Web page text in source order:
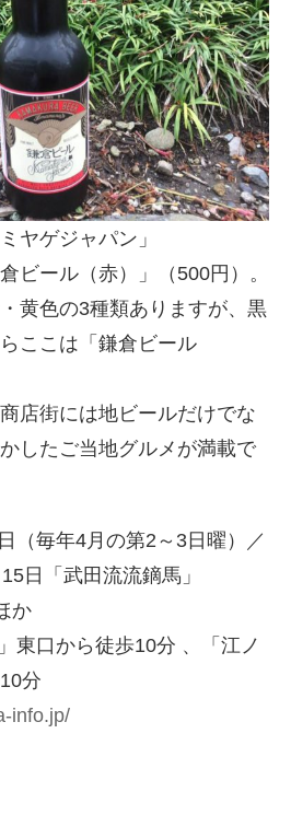
ヤゲジャパン」
ビール（赤）」（500円）。
黄色の3種類ありますが、黒
ここは「鎌倉ビール
店街には地ビールだけでな
したご当地グルメが満載で
（毎年4月の第2～3日曜）／
日「武田流流鏑馬」
か
東口から徒歩10分 、「江ノ
分
info.jp/